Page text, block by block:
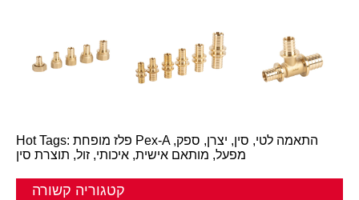
Hot Tags: פלז מופחת Pex-A התאמה לטי, סין, יצרן, ספק,
מפעל, מותאם אישית, איכותי, זול, תוצרת סין
קטגוריה קשורה